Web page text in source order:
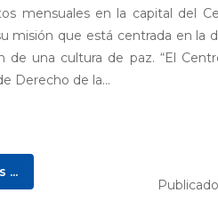
mensuales en la capital del
misión que está centrada en la
de una cultura de paz. “El
Derecho de la...
...